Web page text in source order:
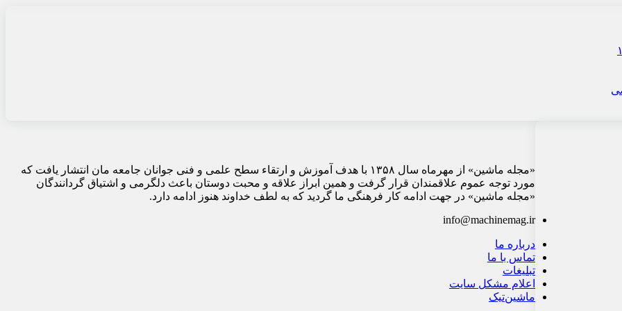
«مجله ماشین» از مهرماه سال ۱۳۵۸ با هدف آموزش و ارتقاء سطح علمی و فنی جوانان جامعه مان انتشار یافت که
مورد توجه عموم علاقمندان قرار گرفت و همین ابراز علاقه و محبت دوستان باعث دلگرمی و اشتیاق گردانندگان
«مجله ماشین» در جهت ادامه کار فرهنگی ما گردید که به لطف خداوند هنوز ادامه دارد.
info@machinemag.ir
درباره ما
تماس با ما
تبلیغات
اعلام مشکل سایت
ماشین‌تیک